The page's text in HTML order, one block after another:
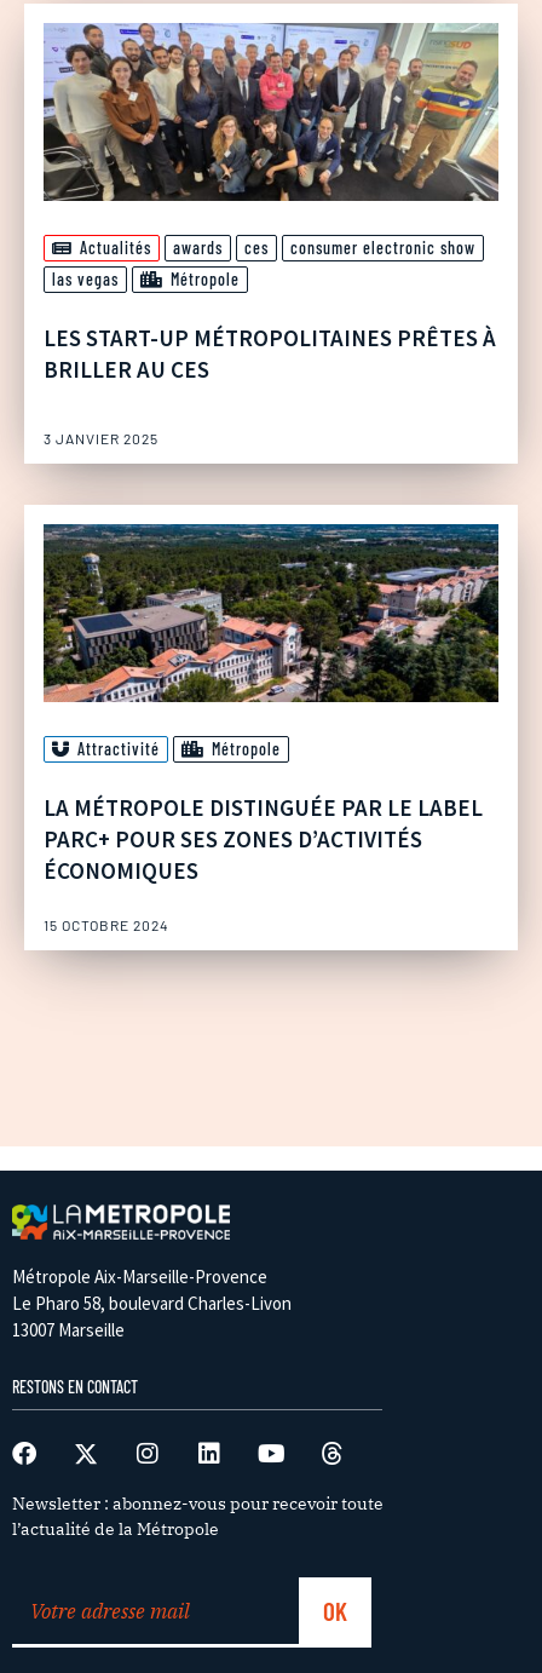
Actualités awards ces
consumer electronic show
las vegas
Métropole
LES START-UP MÉTROPOLITAINES PRÊTES À
BRILLER AU CES
3 JANVIER 2025
Attractivité Métropole
LA MÉTROPOLE DISTINGUÉE PAR LE LABEL
PARC+ POUR SES ZONES D’ACTIVITÉS
ÉCONOMIQUES
15 OCTOBRE 2024
Métropole Aix-Marseille-Provence
Le Pharo 58, boulevard Charles-Livon
13007 Marseille
RESTONS EN CONTACT
Newsletter : abonnez-vous pour recevoir toute
l’actualité de la Métropole